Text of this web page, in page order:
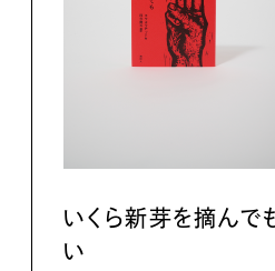
いくら新芽を摘んで
い